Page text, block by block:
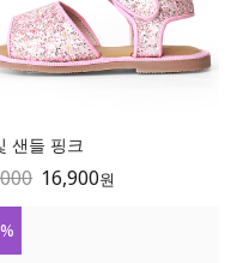
샌들 핑크
16,900원
%